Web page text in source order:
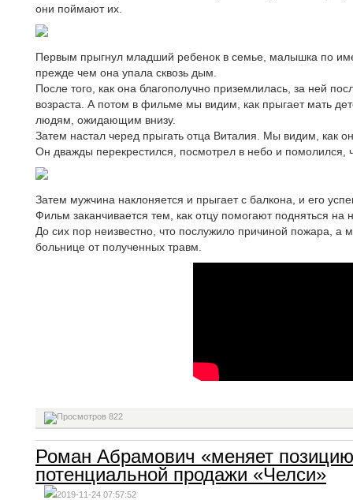
они поймают их.
Первым прыгнул младший ребенок в семье, малышка по
прежде чем она упала сквозь дым.
После того, как она благополучно приземлилась, за ней
возраста. А потом в фильме мы видим, как прыгает мать
людям, ожидающим внизу.
Затем настал черед прыгать отца Виталия. Мы видим, как
Он дважды перекрестился, посмотрел в небо и помолился,
Затем мужчина наклоняется и прыгает с балкона, и его
Фильм заканчивается тем, как отцу помогают подняться
До сих пор неизвестно, что послужило причиной пожара, а
больнице от полученных травм.
822
Роман Абрамович «меняет
потенциальной продажи «Челси»
2019-11-24 07:57:52